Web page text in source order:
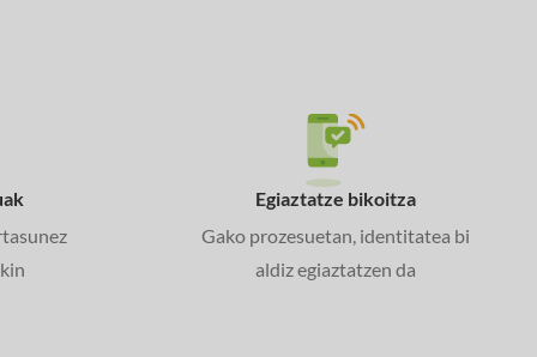
Egiaztatze bikoitza
Gako prozesuetan, identitatea bi
aldiz egiaztatzen da